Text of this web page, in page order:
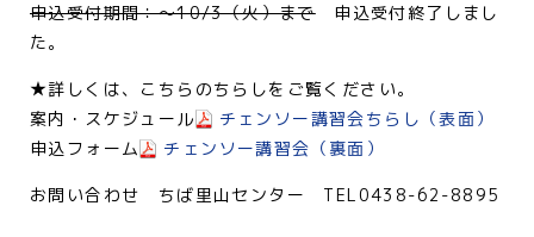
申込受付期間：～10/3（火）まで申込受付終了しまし
た。
★詳しくは、こちらのちらしをご覧ください。
案内・スケジュール
チェンソー講習会ちらし（表面）
申込フォーム
チェンソー講習会（裏面）
お問い合わせ ちば里山センター TEL0438-62-8895